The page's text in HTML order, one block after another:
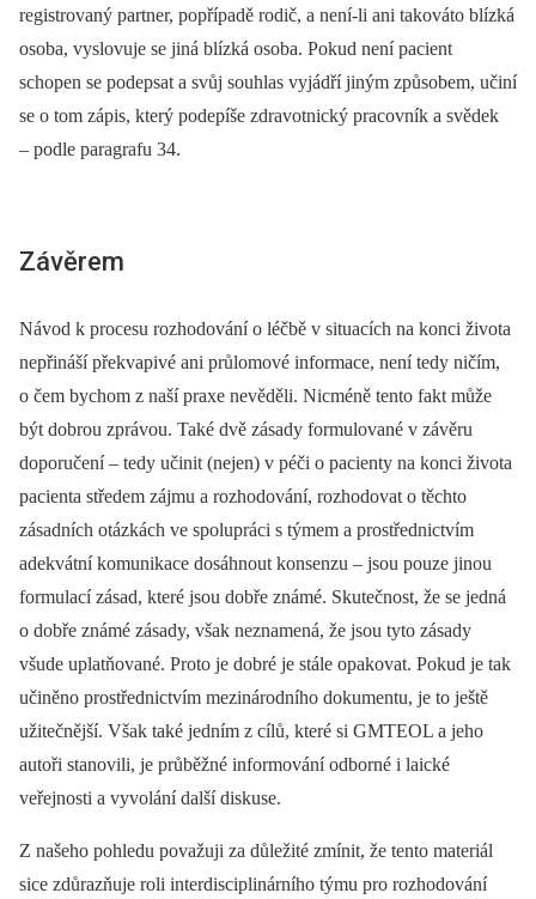
registrovaný partner, popřípadě rodič, a není-li ani takováto blízká
osoba, vyslovuje se jiná blízká osoba. Pokud není pacient
schopen se podepsat a svůj souhlas vyjádří jiným způsobem, učiní
se o tom zápis, který podepíše zdravotnický pracovník a svědek
–⁠ podle paragrafu 34.
Závěrem
Návod k procesu rozhodování o léčbě v situacích na konci života
nepřináší překvapivé ani průlomové informace, není tedy ničím,
o čem bychom z naší praxe nevěděli. Nicméně tento fakt může
být dobrou zprávou. Také dvě zásady formulované v závěru
doporučení –⁠ tedy učinit (nejen) v péči o pacienty na konci života
pacienta středem zájmu a rozhodování, rozhodovat o těchto
zásadních otázkách ve spolupráci s týmem a prostřednictvím
adekvátní komunikace dosáhnout konsenzu –⁠ jsou pouze jinou
formulací zásad, které jsou dobře známé. Skutečnost, že se jedná
o dobře známé zásady, však neznamená, že jsou tyto zásady
všude uplatňované. Proto je dobré je stále opakovat. Pokud je tak
učiněno prostřednictvím mezinárodního dokumentu, je to ještě
užitečnější. Však také jedním z cílů, které si GMTEOL a jeho
autoři stanovili, je průběžné informování odborné i laické
veřejnosti a vyvolání další diskuse.
Z našeho pohledu považuji za důležité zmínit, že tento materiál
sice zdůrazňuje roli interdisciplinárního týmu pro rozhodování